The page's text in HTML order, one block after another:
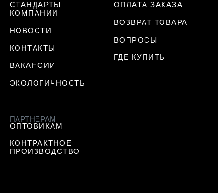
СТАНДАРТЫ
КОМПАНИИ
НОВОСТИ
КОНТАКТЫ
ВАКАНСИИ
ЭКОЛОГИЧНОСТЬ
ОПЛАТА ЗАКАЗА
ВОЗВРАТ ТОВАРА
ВОПРОСЫ
ГДЕ КУПИТЬ
ПАРТНЕРАМ
ОПТОВИКАМ
КОНТРАКТНОЕ
ПРОИЗВОДСТВО